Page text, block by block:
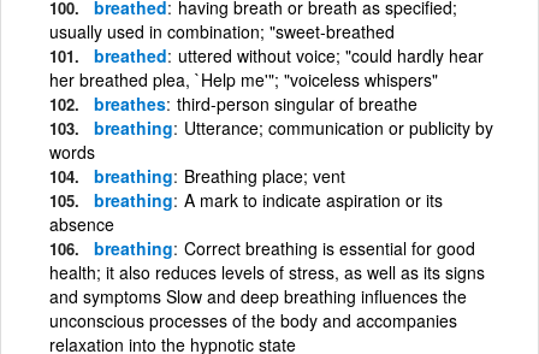
breathed having breath or breath as specified;
usually used in combination; "sweet-breathed
breathed uttered without voice; "could hardly hear
her breathed plea, `Help me'"; "voiceless whispers"
breathes third-person singular of breathe
breathing Utterance; communication or publicity by
words
breathing Breathing place; vent
breathing A mark to indicate aspiration or its
absence
breathing Correct breathing is essential for good
health; it also reduces levels of stress, as well as its signs
and symptoms Slow and deep breathing influences the
unconscious processes of the body and accompanies
relaxation into the hypnotic state